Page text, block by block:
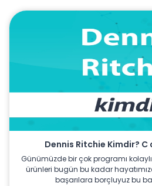
Dennis Ritchie Kimdir? C
Günümüzde bir çok programı
ürünleri bugün bu kadar
başarılara borçluyuz bu